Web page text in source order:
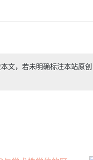
文，若未明确标注本站原